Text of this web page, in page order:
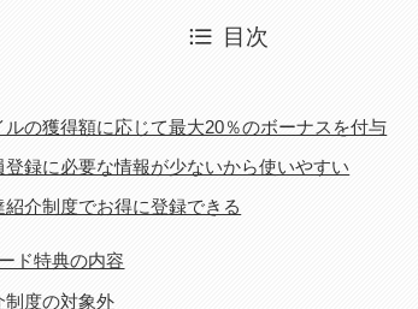
目次
の獲得額に応じて最大20％のボーナスを付与
録に必要な情報が少ないから使いやすい
介制度でお得に登録できる
ド特典の内容
制度の対象外